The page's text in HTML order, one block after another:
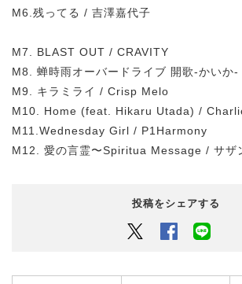
M6.残ってる / 吉澤嘉代子
M7. BLAST OUT / CRAVITY
M8. 蝉時雨オーバードライブ 開歌-かいか-
M9. キラミライ / Crisp Melo
M10. Home (feat. Hikaru Utada) /
M11.Wednesday Girl / P1Harmony
M12. 愛の言霊〜Spiritua Message / サザ
投稿をシェアする
Twitter Facebook